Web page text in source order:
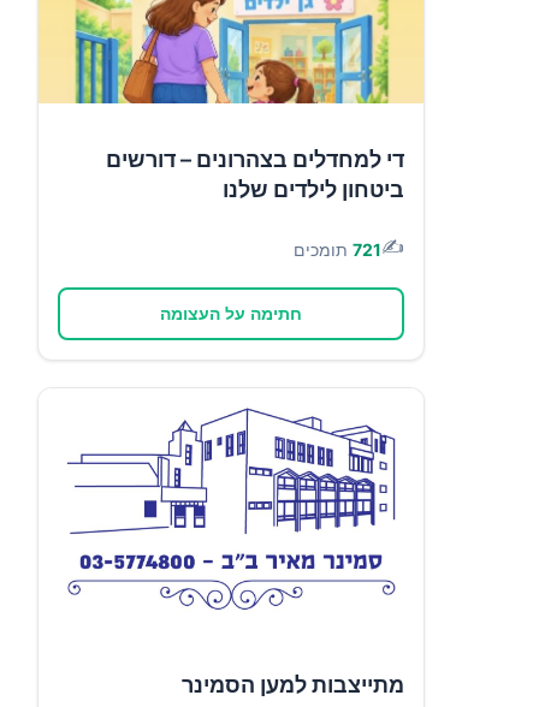
די למחדלים בצהרונים – דורשים
ביטחון לילדים שלנו
✍️
721 תומכים
חתימה על העצומה
מתייצבות למען הסמינר